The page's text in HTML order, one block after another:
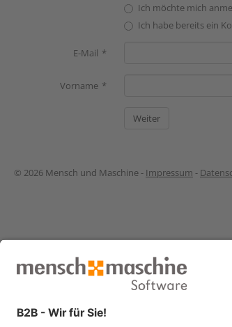
Ich möchte mich
Ich habe bereits ein
E-Mail
Vorname
© 2026 Mensch und Maschine - Impressum -